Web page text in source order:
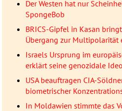
Der Westen hat nur
SpongeBob
BRICS-Gipfel in Kasan
Übergang zur Multipolarität
Israels Ursprung im
erklärt seine genozidale
USA beauftragen CIA-
biometrischer
In Moldawien stimmte das